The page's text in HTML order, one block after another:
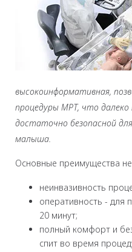
высокоинформативная,
процедуры МРТ, что далеко
достаточно безопасной
малыша.
Основные преимущества
неинвазивность
оперативность - для
20 минут;
полный комфорт и
спит во время